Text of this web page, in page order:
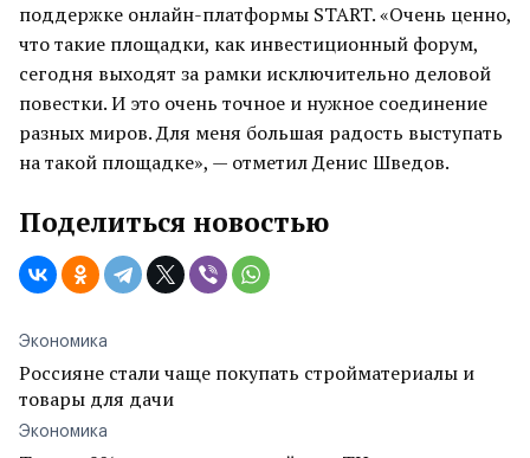
поддержке онлайн-платформы START. «Очень ценно,
что такие площадки, как инвестиционный форум,
сегодня выходят за рамки исключительно деловой
повестки. И это очень точное и нужное соединение
разных миров. Для меня большая радость выступать
на такой площадке», — отметил Денис Шведов.
Поделиться новостью
Экономика
Россияне стали чаще покупать стройматериалы и
товары для дачи
Экономика